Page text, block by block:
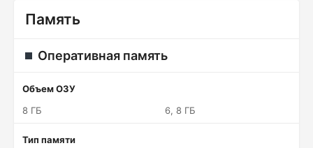
Память
Оперативная память
Объем ОЗУ
8 ГБ
6, 8 ГБ
Тип памяти